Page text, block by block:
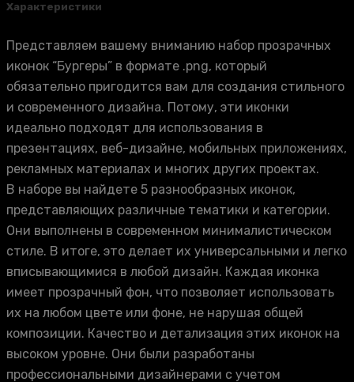
Характеристики
Представляем вашему вниманию набор прозрачных
иконок “Бургеры” в формате .png, который
обязательно пригодится вам для создания стильного
и современного дизайна. Потому, эти иконки
идеально подходят для использования в
презентациях, веб-дизайне, мобильных приложениях,
рекламных материалах и многих других проектах.
В наборе вы найдете 5 разнообразных иконок,
представляющих различные тематики и категории.
Они выполнены в современном минималистическом
стиле. В итоге, это делает их универсальными и легко
вписывающимися в любой дизайн. Каждая иконка
имеет прозрачный фон, что позволяет использовать
их на любом цвете или фоне, не нарушая общей
композиции. Качество и детализация этих иконок на
высоком уровне. Они были разработаны
профессиональными дизайнерами с учетом